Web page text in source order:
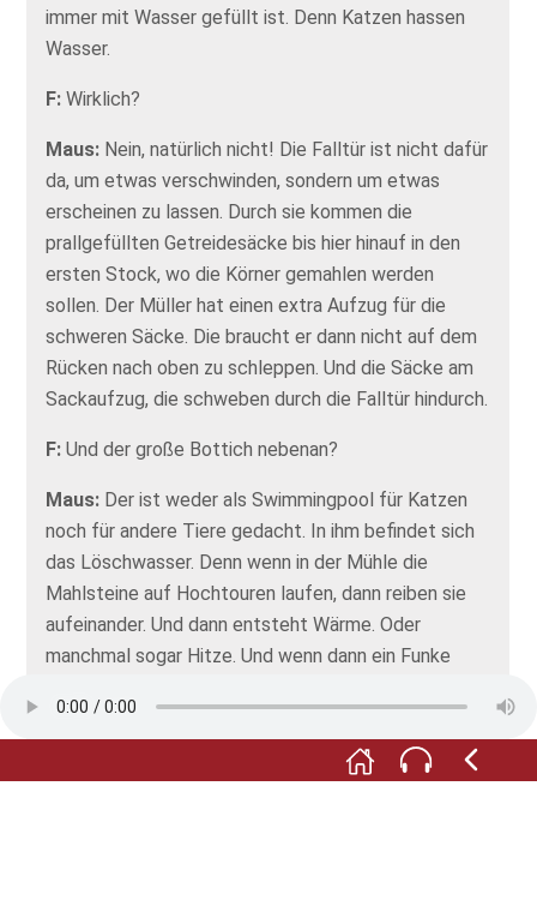
immer mit Wasser gefüllt ist. Denn Katzen hassen
Wasser.
F:Wirklich?
Maus: Nein, natürlich nicht! Die Falltür ist nicht dafür
da, um etwas verschwinden, sondern um etwas
erscheinen zu lassen. Durch sie kommen die
prallgefüllten Getreidesäcke bis hier hinauf in den
ersten Stock, wo die Körner gemahlen werden
sollen. Der Müller hat einen extra Aufzug für die
schweren Säcke. Die braucht er dann nicht auf dem
Rücken nach oben zu schleppen. Und die Säcke am
Sackaufzug, die schweben durch die Falltür hindurch.
F:Und der große Bottich nebenan?
Maus: Der ist weder als Swimmingpool für Katzen
noch für andere Tiere gedacht. In ihm befindet sich
das Löschwasser. Denn wenn in der Mühle die
Mahlsteine auf Hochtouren laufen, dann reiben sie
aufeinander. Und dann entsteht Wärme. Oder
manchmal sogar Hitze. Und wenn dann ein Funke
werden. Sonst brennt gleich die ganze Mühle. Ist ja